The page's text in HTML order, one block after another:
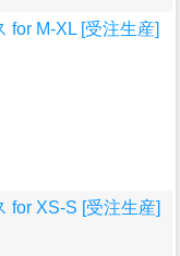
for M-XL [受注生産]
for XS-S [受注生産]